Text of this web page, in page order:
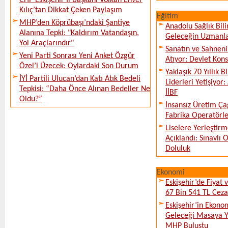
Kılıç’tan Dikkat Çeken Paylaşım
MHP’den Köprübaşı’ndaki Şantiye
Alanına Tepki: "Kaldırım Vatandaşın,
Yol Araçlarındır"
Yeni Parti Sonrası Yeni Anket Özgür
Özel’i Üzecek: Oylardaki Son Durum
İYİ Partili Ulucan’dan Katı Atık Bedeli
Tepkisi: “Daha Önce Alınan Bedeller Ne
Oldu?”
Eğitim
Anadolu Sağlık
Geleceğin
Sanatın ve
Atıyor: Devlet
Yaklaşık 70 Yıllık
Liderleri
İİBF
İnsansız Üretim
Fabrika
Liselere
Açıklandı:
Doluluk
Ekonomi
Eskişehir’de Fiyat
67 Bin 541 TL
Eskişehir’in
Geleceği Masaya
MHP Buluştu